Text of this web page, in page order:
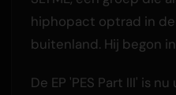
hiphopact optrad in
buitenland. Hij begon
De EP 'PES Part III' is